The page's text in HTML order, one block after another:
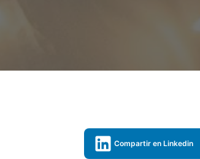
Compartir en Linkedin